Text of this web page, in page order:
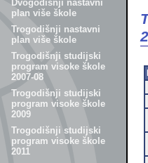
Dvogodišnji nastavni
plan više škole
Trogodišnji nastavni
plan više škole
Trogodišnji studijski
program visoke škole
2007-08
Trogodišnji studijski
program visoke škole
2009
Trogodišnji studijski
program visoke škole
2011